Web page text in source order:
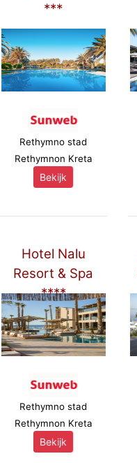
***
Rethymno stad
Rethymnon Kreta
Bekijk
Hotel Nalu
Resort & Spa
****
Rethymno stad
Rethymnon Kreta
Bekijk